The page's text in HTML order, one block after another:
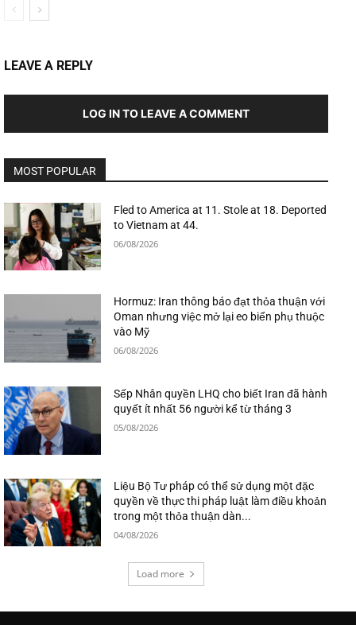
LEAVE A REPLY
LOG IN TO LEAVE A COMMENT
MOST POPULAR
Fled to America at 11. Stole at 18. Deported
to Vietnam at 44.
06/08/2026
Hormuz: Iran thông báo đạt thỏa thuận với
Oman nhưng việc mở lại eo biển phụ thuộc
vào Mỹ
06/08/2026
Sếp Nhân quyền LHQ cho biết Iran đã hành
quyết ít nhất 56 người kể từ tháng 3
05/08/2026
Liệu Bộ Tư pháp có thể sử dụng một đặc
quyền về thực thi pháp luật làm điều khoản
trong một thỏa thuận dàn...
04/08/2026
Load more